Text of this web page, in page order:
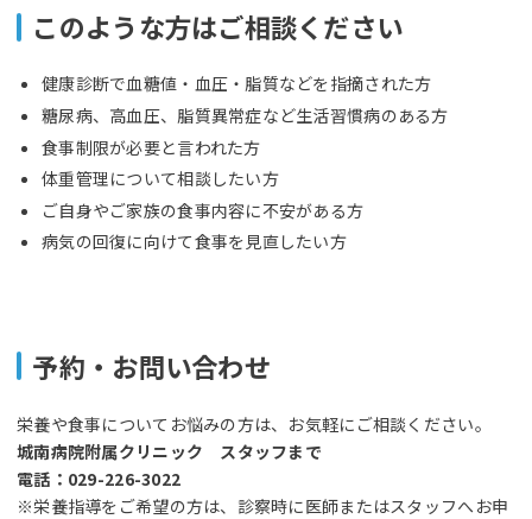
このような方はご相談ください
健康診断で血糖値・血圧・脂質などを指摘された方
糖尿病、高血圧、脂質異常症など生活習慣病のある方
食事制限が必要と言われた方
体重管理について相談したい方
ご自身やご家族の食事内容に不安がある方
病気の回復に向けて食事を見直したい方
予約・お問い合わせ
栄養や食事についてお悩みの方は、お気軽にご相談ください。
城南病院附属クリニック スタッフまで
電話：029-226-3022
※栄養指導をご希望の方は、診察時に医師またはスタッフへお申